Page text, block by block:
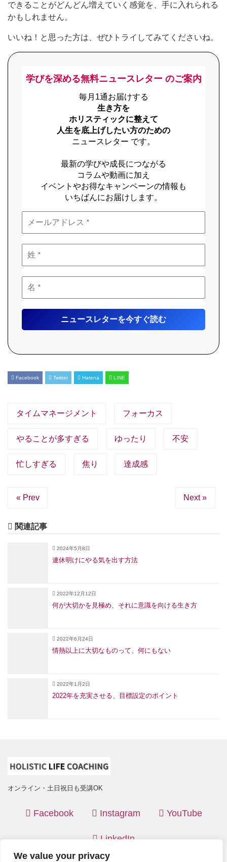
We value your privacy
できることがどんどん増えていく感覚を、手に入れられる
かもしれません。
いいね！と思った方は、ぜひトライしてみてくださいね。
学びを深める無料ニュースレター のご案内
毎月1通お届けする
生き方を
ホリスティックに整えて
人生を底上げしたい方のための
ニュースレター です。
最新の学びや成長につながる
コラムや動画に加え
イベントやお得なキャンペーンの情報も
いちばんにお届けします。
Facebook Twitter Hatena LINE
タイムマネージメント フォーカス
やることが多すぎる ゆったり 不安
忙しすぎる 焦り 達成感
« Prev Next »
関連記事
2024年5月8日
連休明けにやる気を出す方法
2022年12月12日
何が大切かを見極め、それに意識を向ける生き方
2022年6月24日
情熱以上に大切なものって、何にもない
2022年1月2日
2022年を充実させる、目標設定のポイント
オンライン・土日祝日も受講OK
Facebook Instagram YouTube
LinkedIn